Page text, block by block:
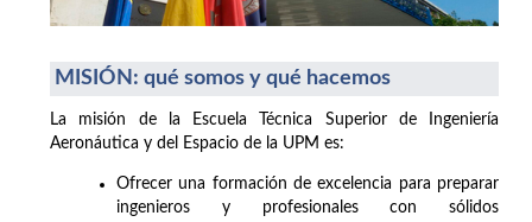
MISIÓN: qué somos y qué hacemos
La misión de la Escuela Técnica Superior de Ingeniería
Aeronáutica y del Espacio de la UPM es:
Ofrecer una formación de excelencia para preparar
ingenieros y profesionales con sólidos